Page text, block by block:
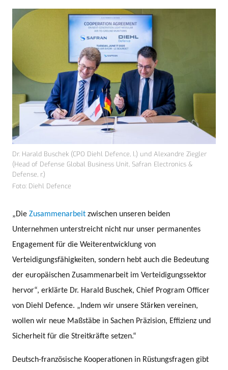
Dr. Harald Buschek (CPO Diehl Defence, l.) und Alexandre Ziegler
(Head of Defense Global Business Unit, Safran Electronics &
Defense, r.)
Foto: Diehl Defence
„Die Zusammenarbeit zwischen unseren beiden
Unternehmen unterstreicht nicht nur unser permanentes
Engagement für die Weiterentwicklung von
Verteidigungsfähigkeiten, sondern hebt auch die Bedeutung
der europäischen Zusammenarbeit im Verteidigungssektor
hervor“, erklärte Dr. Harald Buschek, Chief Program Officer
von Diehl Defence. „Indem wir unsere Stärken vereinen,
wollen wir neue Maßstäbe in Sachen Präzision, Effizienz und
Sicherheit für die Streitkräfte setzen.“
Deutsch-französische Kooperationen in Rüstungsfragen gibt